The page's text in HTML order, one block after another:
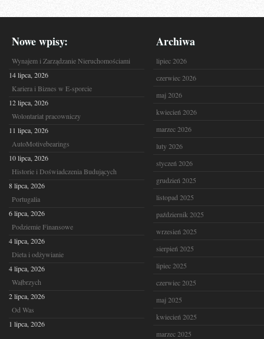
Nowe wpisy:
Wynajem i Zarządzanie Nieruchomościami
14 lipca, 2026
Kariera i Biznes w E-sporcie
12 lipca, 2026
Wolontariat pracowniczy
11 lipca, 2026
AutoMotivebearings
10 lipca, 2026
Historie i Doświadczenia Budujących
8 lipca, 2026
Portugalia
6 lipca, 2026
Podziemie Finansowe
4 lipca, 2026
Dieta i odżywianie
4 lipca, 2026
Wałbrzych
2 lipca, 2026
Od Was
1 lipca, 2026
Archiwa
lipiec 2026
czerwiec 2026
maj 2026
kwiecień 2026
marzec 2026
luty 2026
styczeń 2026
grudzień 2025
listopad 2025
październik 2025
wrzesień 2025
sierpień 2025
lipiec 2025
czerwiec 2025
maj 2025
kwiecień 2025
marzec 2025